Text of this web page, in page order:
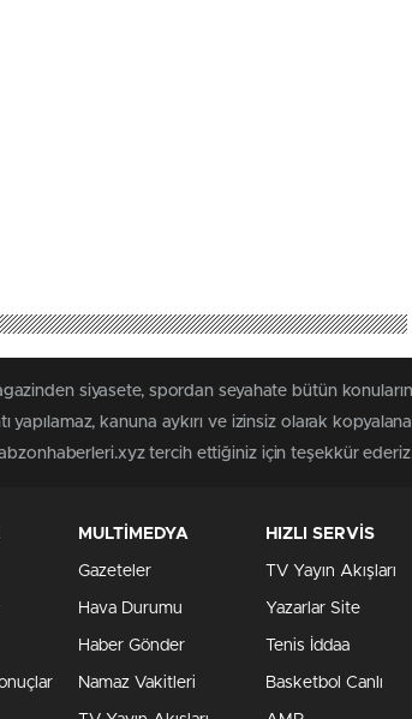
siyasete, spordan seyahate bütün
kanuna aykırı ve izinsiz olarak
tercih ettiğiniz için teşekkür
MULTİMEDYA
Gazeteler
Hava Durumu
Haber Gönder
Namaz Vakitleri
HIZLI SERVİS
TV Yayın Akışları
Yazarlar Site
Tenis İddaa
Basketbol Canlı